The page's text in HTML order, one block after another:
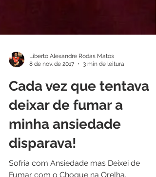
8 de nov. de 2017
3 min de leitura
Cada vez que tentava
deixar de fumar a
minha ansiedade
disparava!